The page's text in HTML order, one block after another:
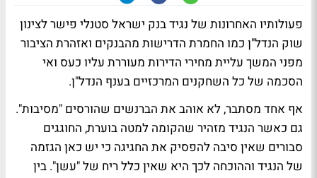
פעולותיו האחרונות של נגיד בנק ישראל סטנלי פישר לצינון
שוק הנדל"ן כמו החמרת הדרישות מהבנקים ואזהרת הציבור
מפני המשך עליית מחירי הדירות מעוררת עליו כעס ואי
הסכמה של כל השחקנים המרכזיים בענף הנדל"ן.
אף אחד מסתבר, לא אוהב את הברנשים שהורסים "מסיבות".
גם כאשר הנגיד מזהיר שהקומה למטה בוערת, החוגגים
סבורים שאין סיבה להפסיק את החגיגה כי יש כאן הגזמה
של הנגיד וההוכחה לכך היא שאין כלל ריח של "עשן". בין